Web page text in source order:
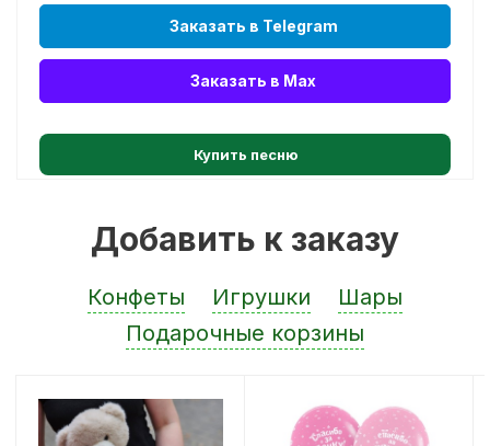
Заказать в Telegram
Заказать в Max
Купить песню
Добавить к заказу
Конфеты Игрушки
Шары
Подарочные корзины